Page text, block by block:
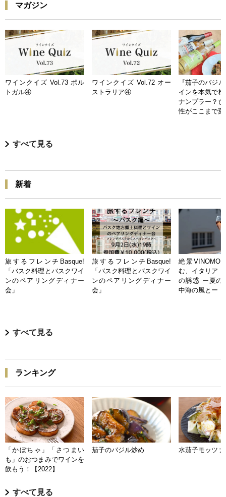
マガジン
ワインクイズ Vol.73 ポル
トガル④
ワインクイズ Vol.72 オー
ストラリア④
『茄子のバジ
インを本気で
ナンプラー？
性がここまで
すべて見る
新着
旅するフレンチBasque!
「バスク料理とバスクワイ
ンのペアリングディナー
会」
旅するフレンチBasque!
「バスク料理とバスクワイ
ンのペアリングディナー
会」
絶景
む、イタリア
の誘惑 ー夏の
中海の風とー
すべて見る
ランキング
「かぼちゃ」「さつまい
も」のおつまみでワインを
飲もう！【2022】
茄子のバジル炒め 水茄子モッツァ
すべて見る